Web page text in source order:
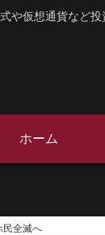
や仮想通貨など
ホーム
民全滅へ